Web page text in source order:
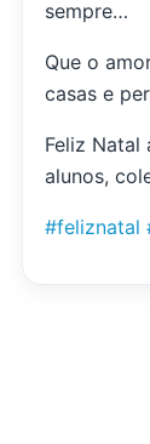
sempre…
Que o
casas e
Feliz Natal
alunos,
#feliznatal